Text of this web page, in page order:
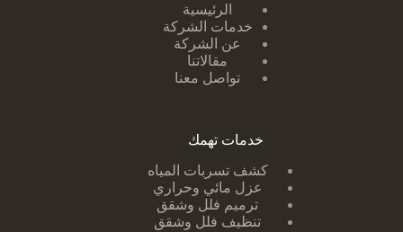
الرئيسية
خدمات الشركة
عن الشركة
مقالاتنا
تواصل معنا
خدمات تهمك
كشف تسربات ا لمياه
عزل مائي وحراري
ترميم فلل وشقق
تنظيف فلل وشقق